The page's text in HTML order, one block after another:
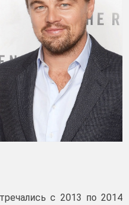
с 2013 по 2014